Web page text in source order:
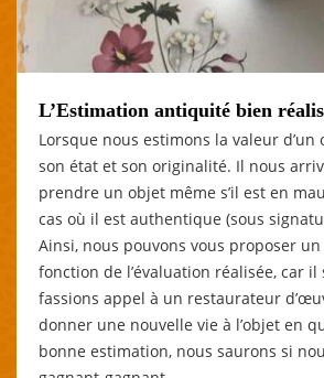
L’Estimation antiquité bien
Lorsque nous estimons la valeur
son état et son originalité. Il nous
prendre un objet même s’il est en
cas où il est authentique (sous
Ainsi, nous pouvons vous proposer un
fonction de l’évaluation réalisée, car
fassions appel à un restaurateur
donner une nouvelle vie à l’objet en
bonne estimation, nous saurons si